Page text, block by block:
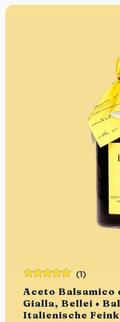
Aceto Balsamico
Gialla, Bellei •
Italienische
(1)
Bewertet
mit5.00 von
5